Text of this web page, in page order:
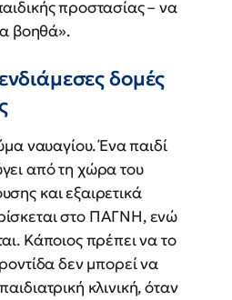
προστασίας – να
βοηθά».
δομές
ναυαγίου. Ένα παιδί
από τη χώρα του
και εξαιρετικά
στο ΠΑΓΝΗ, ενώ
Κάποιος πρέπει να το
δεν μπορεί να
κλινική, όταν